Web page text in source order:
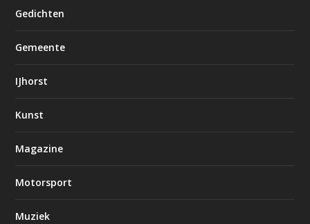
Gedichten
Gemeente
IJhorst
Kunst
Magazine
Motorsport
Muziek